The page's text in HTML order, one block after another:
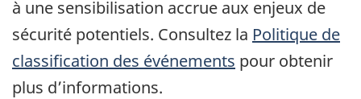
à une sensibilisation accrue aux enjeux de
sécurité potentiels. Consultez la Politique de
classification des événements pour obtenir
plus d’informations.